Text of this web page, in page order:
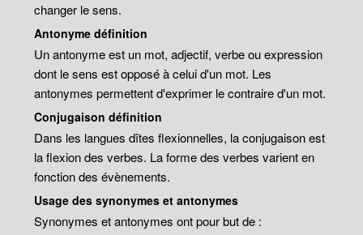
changer le sens.
Antonyme définition
Un antonyme est un mot, adjectif, verbe ou expression
dont le sens est opposé à celui d'un mot. Les
antonymes permettent d'exprimer le contraire d'un mot.
Conjugaison définition
Dans les langues dîtes flexionnelles, la conjugaison est
la flexion des verbes. La forme des verbes varient en
fonction des évènements.
Usage des synonymes et antonymes
Synonymes et antonymes ont pour but de :